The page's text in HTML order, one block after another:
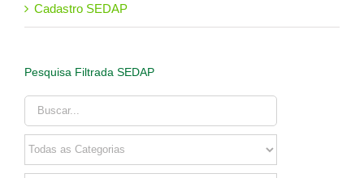
Cadastro SEDAP
Pesquisa Filtrada SEDAP